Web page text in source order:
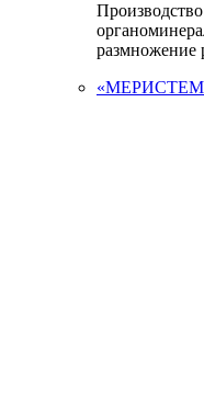
размножение